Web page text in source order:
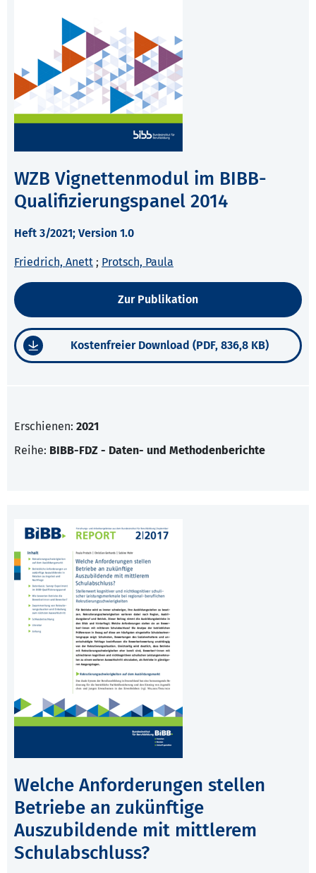
WZB Vignettenmodul im BIBB-
Qualifizierungspanel 2014
Heft 3/2021; Version 1.0
Friedrich, Anett ; Protsch, Paula
Zur Publikation
Kostenfreier Download (PDF, 836,8 KB)
Erschienen: 2021
Reihe: BIBB-FDZ - Daten- und Methodenberichte
Welche Anforderungen stellen
Betriebe an zukünftige
Auszubildende mit mittlerem
Schulabschluss?